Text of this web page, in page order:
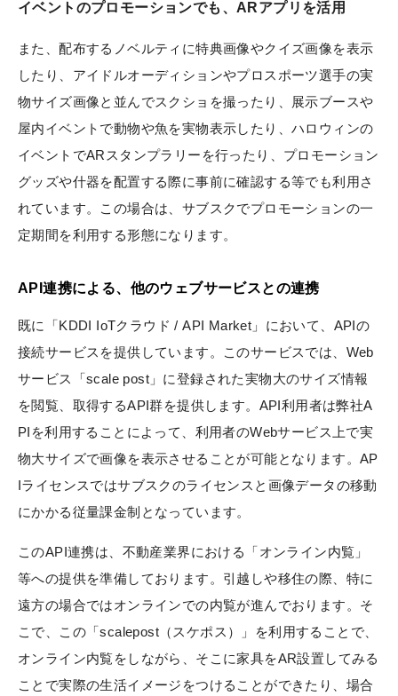
イベントのプロモーションでも、ARアプリを活用
また、配布するノベルティに特典画像やクイズ画像を表示
したり、アイドルオーディションやプロスポーツ選手の実
物サイズ画像と並んでスクショを撮ったり、展示ブースや
屋内イベントで動物や魚を実物表示したり、ハロウィンの
イベントでARスタンプラリーを行ったり、プロモーション
グッズや什器を配置する際に事前に確認する等でも利用さ
れています。この場合は、サブスクでプロモーションの一
定期間を利用する形態になります。
API連携による、他のウェブサービスとの連携
既に「KDDI IoTクラウド / API Market」において、APIの
接続サービスを提供しています。このサービスでは、Web
サービス「scale post」に登録された実物大のサイズ情報
を閲覧、取得するAPI群を提供します。API利用者は弊社A
PIを利用することによって、利用者のWebサービス上で実
物大サイズで画像を表示させることが可能となります。AP
Iライセンスではサブスクのライセンスと画像データの移動
にかかる従量課金制となっています。
このAPI連携は、不動産業界における「オンライン内覧」
等への提供を準備しております。引越しや移住の際、特に
遠方の場合ではオンラインでの内覧が進んでおります。そ
こで、この「scalepost（スケポス）」を利用することで、
オンライン内覧をしながら、そこに家具をAR設置してみる
ことで実際の生活イメージをつけることができたり、場合